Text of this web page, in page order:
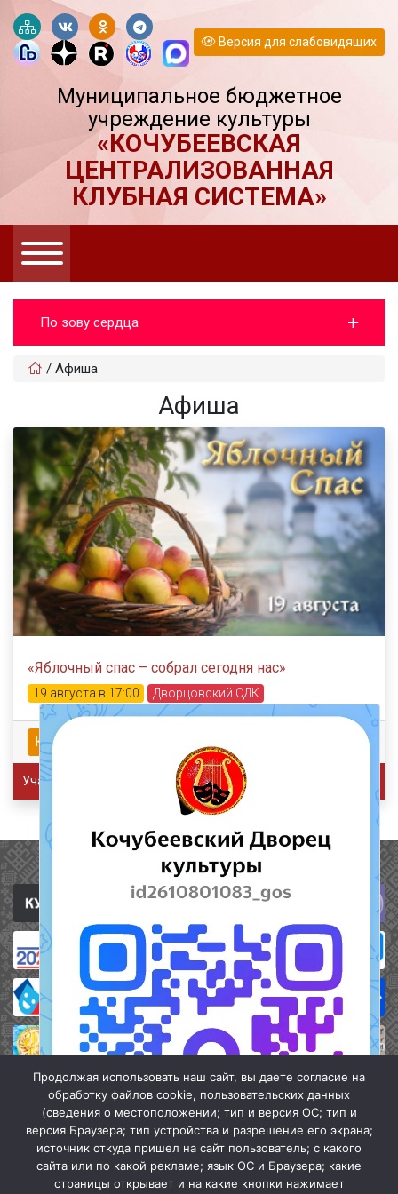
Версия для слабовидящих
Муниципальное бюджетное
учреждение культуры
«КОЧУБЕЕВСКАЯ
ЦЕНТРАЛИЗОВАННАЯ
КЛУБНАЯ СИСТЕМА»
По зову сердца
/ Афиша
Афиша
«Яблочный спас – собрал сегодня нас»
19 августа в 17:00 Дворцовский СДК
Купить билет
Участникам СВО - бесплатно
Полезные ссылки
Продолжая использовать наш сайт, вы даете согласие на
обработку файлов cookie, пользовательских данных
(сведения о местоположении; тип и версия ОС; тип и
версия Браузера; тип устройства и разрешение его экрана;
источник откуда пришел на сайт пользователь; с какого
сайта или по какой рекламе; язык ОС и Браузера; какие
страницы открывает и на какие кнопки нажимает